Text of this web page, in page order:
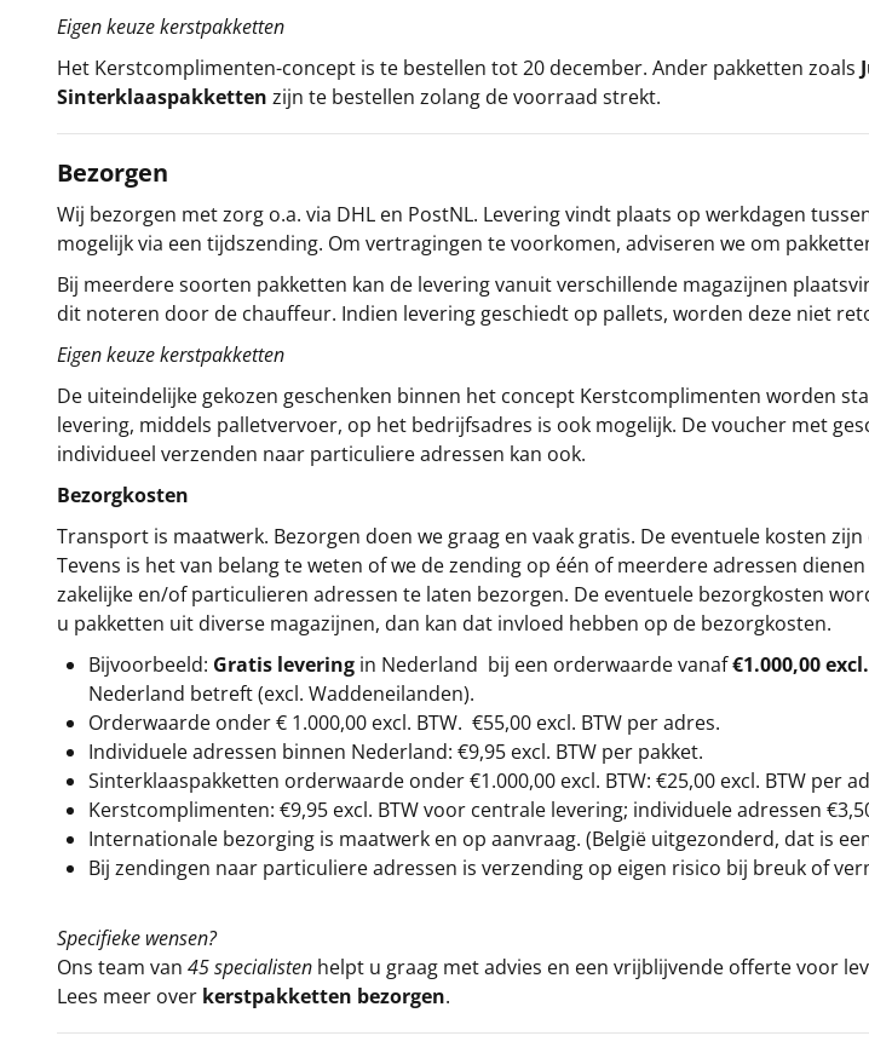
Eigen keuze kerstpakketten
Het Kerstcomplimenten-concept is te bestellen tot 20 december. Ander pakketten zoals
Sinterklaaspakketten zijn te bestellen zolang de voorraad strekt.
Bezorgen
Wij bezorgen met zorg o.a. via DHL en PostNL. Levering vindt plaats op werkdagen
mogelijk via een tijdszending. Om vertragingen te voorkomen, adviseren we om
Bij meerdere soorten pakketten kan de levering vanuit verschillende magazijnen
dit noteren door de chauffeur. Indien levering geschiedt op pallets, worden deze niet
Eigen keuze kerstpakketten
De uiteindelijke gekozen geschenken binnen het concept Kerstcomplimenten worden
levering, middels palletvervoer, op het bedrijfsadres is ook mogelijk. De voucher met
individueel verzenden naar particuliere adressen kan ook.
Bezorgkosten
Transport is maatwerk. Bezorgen doen we graag en vaak gratis. De eventuele kosten
Tevens is het van belang te weten of we de zending op één of meerdere adressen
zakelijke en/of particulieren adressen te laten bezorgen. De eventuele bezorgkosten
u pakketten uit diverse magazijnen, dan kan dat invloed hebben op de bezorgkosten.
Bijvoorbeeld: Gratis levering in Nederland bij een orderwaarde vanaf€1.000,00
Nederland betreft (excl. Waddeneilanden).
Orderwaarde onder € 1.000,00 excl. BTW. €55,00 excl. BTW per adres.
Individuele adressen binnen Nederland: €9,95 excl. BTW per pakket.
Sinterklaaspakketten orderwaarde onder €1.000,00 excl. BTW: €25,00 excl. BTW per
Kerstcomplimenten: €9,95 excl. BTW voor centrale levering; individuele adressen
Internationale bezorging is maatwerk en op aanvraag. (België uitgezonderd, dat is
Bij zendingen naar particuliere adressen is verzending op eigen risico bij breuk of
Specifieke wensen?
Ons team van 45 specialisten helpt u graag met advies en een vrijblijvende offerte voor
Lees meer over kerstpakketten bezorgen.